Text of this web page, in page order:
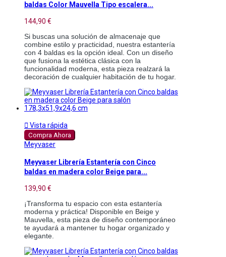
baldas Color Mauvella Tipo escalera...
144,90 €
Si buscas una solución de almacenaje que
combine estilo y practicidad, nuestra estantería
con 4 baldas es la opción ideal. Con un diseño
que fusiona la estética clásica con la
funcionalidad moderna, esta pieza realzará la
decoración de cualquier habitación de tu hogar.
 Vista rápida
Compra Ahora
Meyvaser
Meyvaser Librería Estantería con Cinco
baldas en madera color Beige para...
139,90 €
¡Transforma tu espacio con esta estantería
moderna y práctica! Disponible en Beige y
Mauvella, esta pieza de diseño contemporáneo
te ayudará a mantener tu hogar organizado y
elegante.